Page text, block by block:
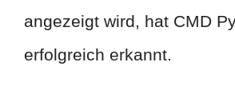
angezeigt wird, hat CMD
erfolgreich erkannt.